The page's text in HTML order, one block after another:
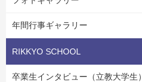
年間行事ギャラリー
RIKKYO SCHOOL
卒業生インタビュー（立教大学生）